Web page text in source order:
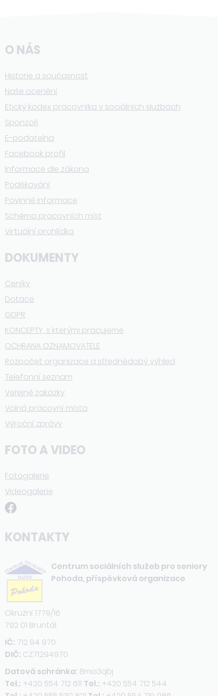
O NÁS
Historie a současnost
Naše ocenění
Etický kodex pracovníka v sociálních službách
Sponzoři
E-podatelna
Facebook profil
Informace dle zákona
Poděkování
Povinné informace
Schéma pracovních míst
Virtuální prohlídka
DOKUMENTY
Ceníky
Dotace
GDPR
KONCEPTY, s kterými pracujeme
OCHRANA OZNAMOVATELE
Rozpočet organizace a střednědobý výhled
Telefonní seznam
Veřejné zakázky
Volná pracovní místa
Výroční zprávy
FOTO A VIDEO
Fotogalerie
Videogalerie
KONTAKTY
Centrum sociálních služeb pro seniory
Pohoda, příspěvková organizace
Okružní 1779/16
792 01 Bruntál
IČ: 712 94 970
DIČ: CZ71294970
Datová schránka: 8ma3qbj
Tel.: +420 554 712 611 Tel.: +420 554 712 544